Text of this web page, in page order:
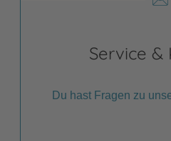
Service &
Du hast Fragen zu